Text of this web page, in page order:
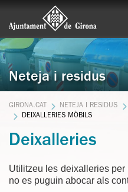
Neteja i residus
GIRONA.CAT NETEJA I RESIDUS
DEIXALLERIES MÒBILS
Deixalleries
Utilitzeu les deixalleries
no es puguin abocar als